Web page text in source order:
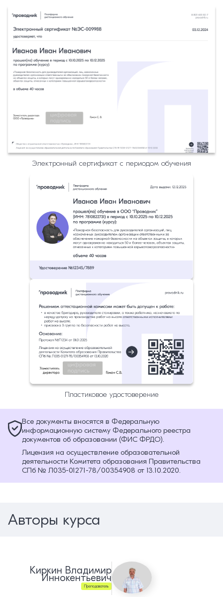
Электронный сертификат с периодом обучения
Пластиковое удостоверение
Все документы вносятся в Федеральную
информационную систему Федерального реестра
документов об образовании (ФИС ФРДО).
Лицензия на осуществление образовательной
деятельности Комитета образования Правительства
СПб № Л035-01271-78/00354908 от 13.10.2020.
Авторы курса
Киркин Владимир
Иннокентьевич
Преподаватель